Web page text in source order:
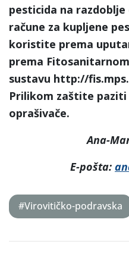
pesticida na
račune za kupljene
koristite prema
prema
sustavu http://
Prilikom zaštite paziti
oprašivače.
Ana-
E-pošta:
#Virovitičko-podravska